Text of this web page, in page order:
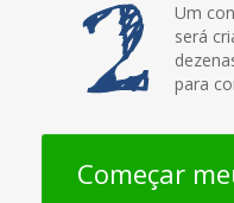
Um
será
para
Começar